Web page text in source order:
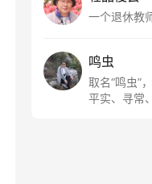
一个退休教
鸣虫
取名“鸣虫”
平实、寻常